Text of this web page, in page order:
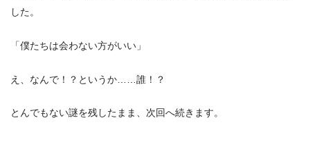
した。
「僕たちは会わない方がいい」
え、なんで！？というか……誰！？
とんでもない謎を残したまま、次回へ続きます。